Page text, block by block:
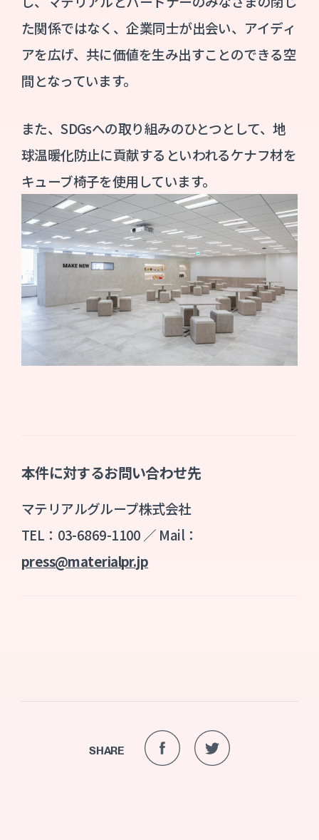
た関係ではなく、企業同士が出会い、アイディ
アを広げ、共に価値を生み出すことのできる空
間となっています。
また、SDGsへの取り組みのひとつとして、地
球温暖化防止に貢献するといわれるケナフ材を
キューブ椅子を使用しています。
本件に対するお問い合わせ先
マテリアルグループ株式会社
TEL：03-6869-1100 ／ Mail：
press@materialpr.jp
SHARE